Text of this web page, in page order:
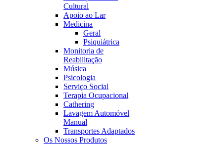
Cultural
Apoio ao Lar
Medicina
Geral
Psiquiátrica
Monitoria de
Reabilitação
Música
Psicologia
Serviço Social
Terapia Ocupacional
Cathering
Lavagem Automóvel
Manual
Transportes Adaptados
Os Nossos Produtos